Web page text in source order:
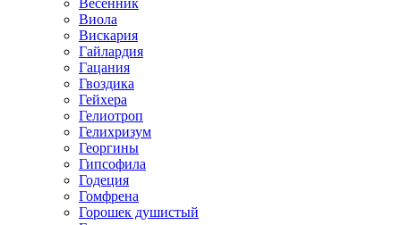
Весенник
Виола
Вискария
Гайлардия
Гацания
Гвоздика
Гейхера
Гелиотроп
Гелихризум
Георгины
Гипсофила
Годеция
Гомфрена
Горошек душистый